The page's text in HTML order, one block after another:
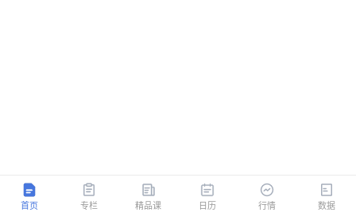
首页 专栏 精品课 日历 行情 数据